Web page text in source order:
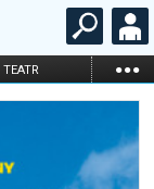
TEATR ...